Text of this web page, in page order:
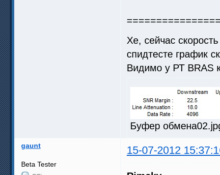
Хе, сейчас
спидтесте график
Видимо у РТ BRAS
Буфер
gaunt 15-07-2012
Beta Tester